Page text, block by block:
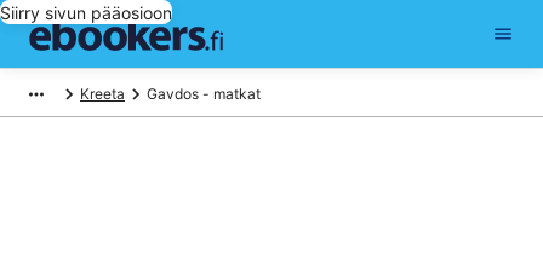
Siirry sivun pääosioon
Kreeta Gavdos - matkat